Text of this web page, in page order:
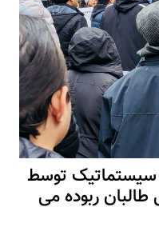
سیستماتیک توسط
ربوده می